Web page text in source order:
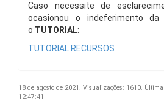
Caso necessite de
ocasionou o indeferimento da
o TUTORIAL:
TUTORIAL RECURSOS
18 de agosto de 2021. Visualizações: 1610.
12:47:41